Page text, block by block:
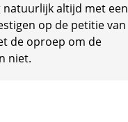
natuurlijk altijd met een
op de petitie van
de oproep om de
niet.